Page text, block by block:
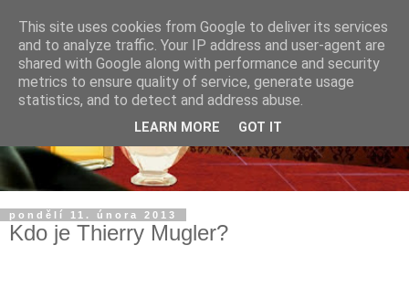
pondělí 11. února 2013
Kdo je Thierry Mugler?
This site uses cookies from Google to deliver its services
and to analyze traffic. Your IP address and user-agent are
shared with Google along with performance and security
metrics to ensure quality of service, generate usage
statistics, and to detect and address abuse.
LEARN MORE GOT IT